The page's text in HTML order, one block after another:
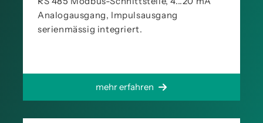
Analogausgang, Impulsausgang
serienmässig integriert.
mehr erfahren